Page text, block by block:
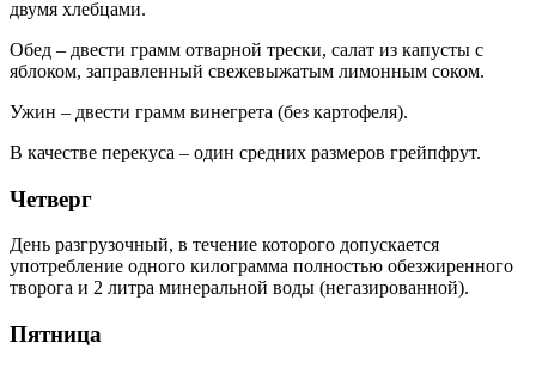
двумя хлебцами.
Обед – двести грамм отварной трески, салат из капусты с
яблоком, заправленный свежевыжатым лимонным соком.
Ужин – двести грамм винегрета (без картофеля).
В качестве перекуса – один средних размеров грейпфрут.
Четверг
День разгрузочный, в течение которого допускается
употребление одного килограмма полностью обезжиренного
творога и 2 литра минеральной воды (негазированной).
Пятница